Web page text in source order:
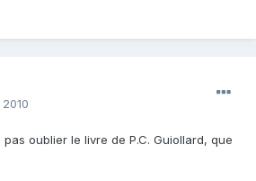
oublier le livre de P.C. Guiollard, que